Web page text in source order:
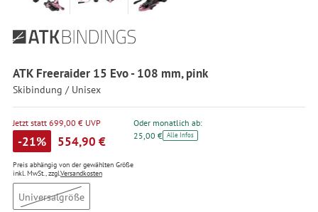
ATK Freeraider 15 Evo - 108 mm, pink
Skibindung / Unisex
Jetzt statt 699,00 € UVP
-21% 554,90 €
Preis abhängig von der gewählten Größe
inkl. MwSt., zzgl.Versandkosten
Oder monatlich ab:
25,00 € Alle Infos
Universalgröße